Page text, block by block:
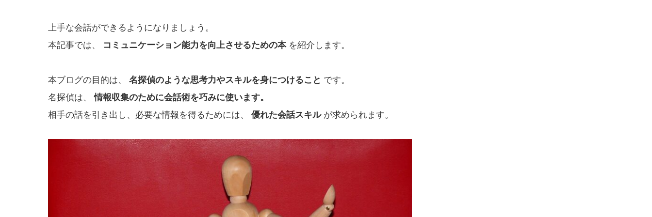
上手な会話ができるようになりましょう。
本記事では、 コミュニケーション能力を向上させるための本を紹介します。
本ブログの目的は、 名探偵のような思考力やスキルを身につけること です。
名探偵は、情報収集のために会話術を巧みに使います。
相手の話を引き出し、必要な情報を得るためには、 優れた会話スキルが求められます。